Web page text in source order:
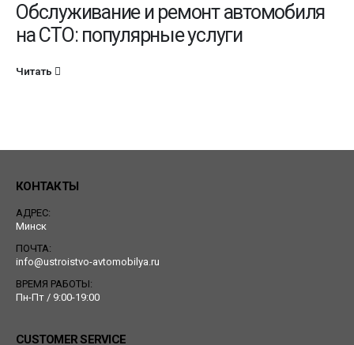
Обслуживание и ремонт автомобиля
на СТО: популярные услуги
Читать
КОНТАКТЫ
АДРЕС:
Минск
ПОЧТА:
info@ustroistvo-avtomobilya.ru
ВРЕМЯ РАБОТЫ:
Пн-Пт / 9:00-19:00
CUSTOMER SERVICE